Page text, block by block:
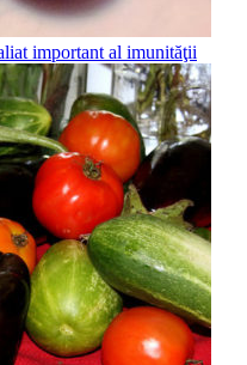
important al imunităţii